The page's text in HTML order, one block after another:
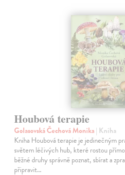
Houbová terapie
Golasovská Čechová Monika| Kniha
Kniha Houbová terapie je jedinečným
světem léčivých hub, které rostou
běžné druhy správně poznat, sbírat a
připravit…